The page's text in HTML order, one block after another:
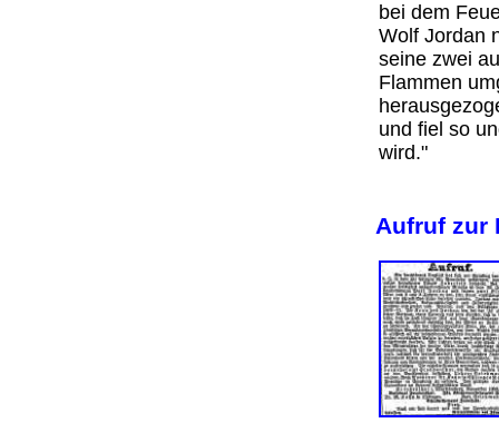
bei dem
Wolf Jordan
seine zwei
Flammen
und fiel so
wird."
Aufruf